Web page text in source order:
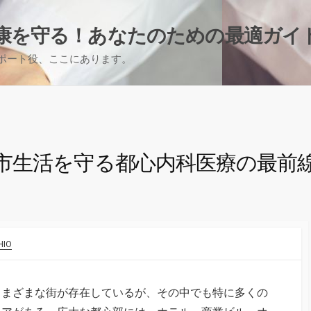
を守る！あなたのための最適ガイ
ト役、ここにあります。
生活を守る都心内科医療の最前
ざまな街が存在しているが、その中でも特に多くの